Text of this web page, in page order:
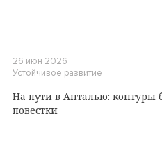
26 июн 2026
Устойчивое развитие
На пути в Анталью: контуры
повестки